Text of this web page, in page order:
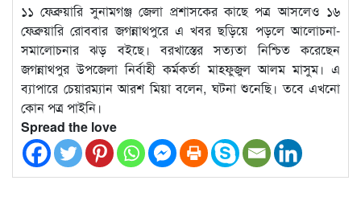
১১ ফেব্রুয়ারি সুনামগঞ্জ জেলা প্রশাসকের কাছে পত্র আসলেও ১৬
ফেব্রুয়ারি রোববার জগন্নাথপুরে এ খবর ছড়িয়ে পড়লে আলোচনা-
সমালোচনার ঝড় বইছে। বরখাস্তের সত্যতা নিশ্চিত করেছেন
জগন্নাথপুর উপজেলা নির্বাহী কর্মকর্তা মাহফুজুল আলম মাসুম। এ
ব্যাপারে চেয়ারম্যান আরশ মিয়া বলেন, ঘটনা শুনেছি। তবে এখনো
কোন পত্র পাইনি।
Spread the love